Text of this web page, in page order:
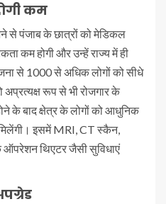
कम
से पंजाब के छात्रों को मेडिकल
कम होगी और उन्हें राज्य में ही
से 1000 से अधिक लोगों को सीधे
अप्रत्यक्ष रूप से भी रोजगार के
के बाद क्षेत्र के लोगों को आधुनिक
इसमें MRI, CT स्कैन,
थिएटर जैसी सुविधाएं